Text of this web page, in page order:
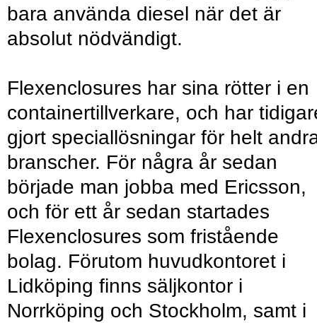
bara använda diesel när det är
absolut nödvändigt.
Flexenclosures har sina rötter i en
containertillverkare, och har
gjort speciallösningar för helt
branscher. För några år sedan
började man jobba med Ericsson,
och för ett år sedan startades
Flexenclosures som fristående
bolag. Förutom huvudkontoret i
Lidköping finns säljkontor i
Norrköping och Stockholm, samt i